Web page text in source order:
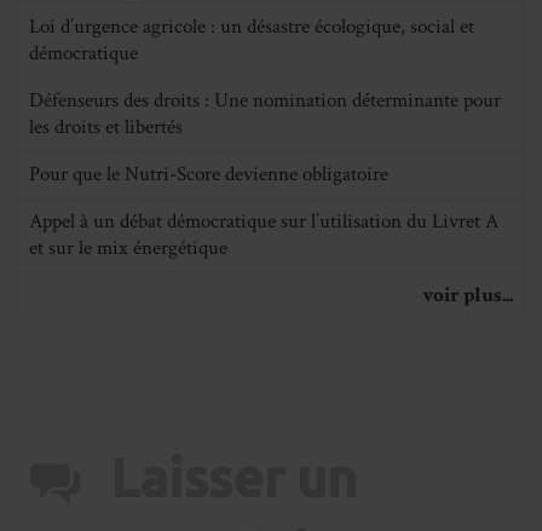
Loi d’urgence agricole : un désastre écologique, social et
démocratique
Défenseurs des droits : Une nomination déterminante pour
les droits et libertés
Pour que le Nutri-Score devienne obligatoire
Appel à un débat démocratique sur l’utilisation du Livret A
et sur le mix énergétique
voir plus...